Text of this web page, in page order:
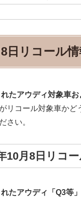
日リコール情
たアウディ対象車
リコール対象車かど
さい。
10月8日リコ
たアウディ「Q3等